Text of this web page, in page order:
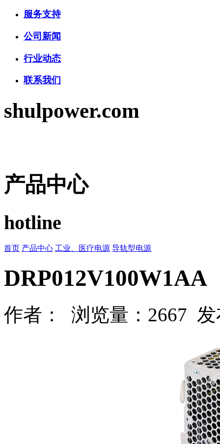
服务支持
公司新闻
行业动态
联系我们
shulpower.com
产品中心
hotline
首页 产品中心 工业、医疗电源 导轨型电源
DRP012V100W1AA
作者： 浏览量：2667